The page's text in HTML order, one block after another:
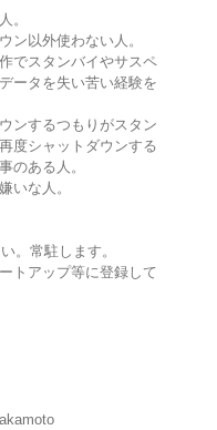
。
ン以外使わない人。
でスタンバイやサスペ
ータを失い苦い経験を
ンするつもりがスタン
度シャットダウンする
のある人。
いな人。
。常駐します。
トアップ等に登録して